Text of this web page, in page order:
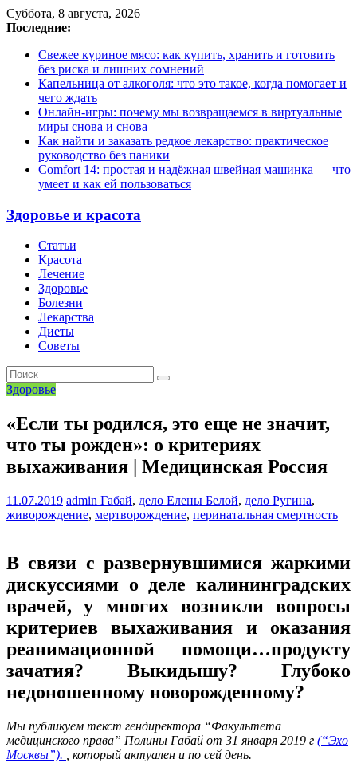
Суббота, 8 августа, 2026
Последние:
Свежее куриное мясо: как купить, хранить и готовить
без риска и лишних сомнений
Капельница от алкоголя: что это такое, когда помогает и
чего ждать
Онлайн-игры: почему мы возвращаемся в виртуальные
миры снова и снова
Как найти и заказать редкое лекарство: практическое
руководство без паники
Comfort 14: простая и надёжная швейная машинка — что
умеет и как ей пользоваться
Здоровье и красота
Статьи
Красота
Лечение
Здоровье
Болезни
Лекарства
Диеты
Советы
Здоровье
«Если ты родился, это еще не значит,
что ты рожден»: о критериях
выхаживания | Медицинская Россия
11.07.2019 admin Габай, дело Елены Белой, дело Ругина,
живорождение, мертворождение, перинатальная смертность
В связи с развернувшимися жаркими
дискуссиями о деле калининградских
врачей, у многих возникли вопросы
критериев выхаживания и оказания
реанимационной помощи…продукту
зачатия? Выкидышу? Глубоко
недоношенному новорожденному?
Мы публикуем текст гендиректора “Факультета
медицинского права” Полины Габай от 31 января 2019 г (“Эхо
Москвы”).
, который актуален и по сей день.